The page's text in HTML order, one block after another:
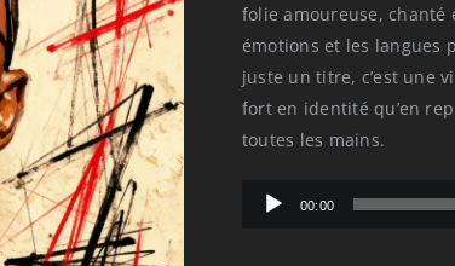
folie amoureuse, chanté
émotions et les
juste un titre, c’est une
fort en identité qu’en
toutes les mains.
Lecteur00:00